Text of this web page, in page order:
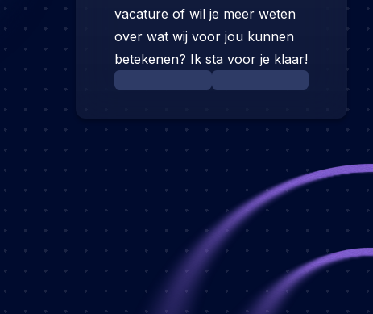
vacature of wil je meer weten
over wat wij voor jou kunnen
betekenen? Ik sta voor je klaar!